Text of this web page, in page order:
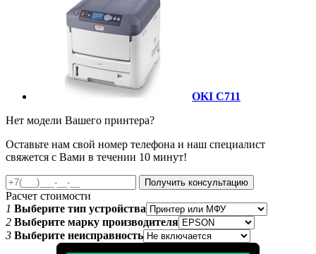
OKI C711
Нет модели Вашего принтера?
Оставьте нам свой номер телефона и наш специалист
свяжется с Вами в течении 10 минут!
Получить консультацию
Расчет стоимости
1 Выберите тип устройства
2 Выберите марку производителя
3 Выберите неисправность